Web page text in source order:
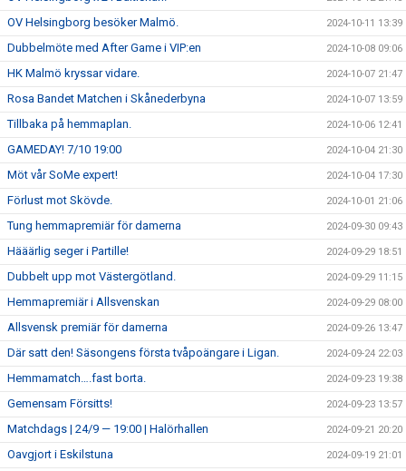
OV Helsingborg besöker Malmö. 2024-10-11 13:39
Dubbelmöte med After Game i VIP:en 2024-10-08 09:06
HK Malmö kryssar vidare. 2024-10-07 21:47
Rosa Bandet Matchen i Skånederbyna 2024-10-07 13:59
Tillbaka på hemmaplan. 2024-10-06 12:41
GAMEDAY! 7/10 19:00 2024-10-04 21:30
Möt vår SoMe expert! 2024-10-04 17:30
Förlust mot Skövde. 2024-10-01 21:06
Tung hemmapremiär för damerna 2024-09-30 09:43
Hääärlig seger i Partille! 2024-09-29 18:51
Dubbelt upp mot Västergötland. 2024-09-29 11:15
Hemmapremiär i Allsvenskan 2024-09-29 08:00
Allsvensk premiär för damerna 2024-09-26 13:47
Där satt den! Säsongens första tvåpoängare i Ligan. 2024-09-24 22:03
Hemmamatch….fast borta. 2024-09-23 19:38
Gemensam Försitts! 2024-09-23 13:57
Matchdags | 24/9 — 19:00 | Halörhallen 2024-09-21 20:20
Oavgjort i Eskilstuna 2024-09-19 21:01